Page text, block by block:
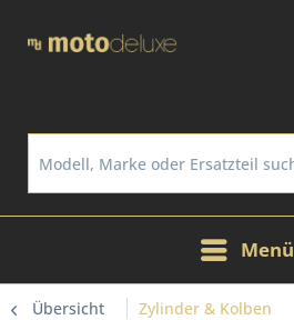
Menü
Übersicht Zylinder & Kolben